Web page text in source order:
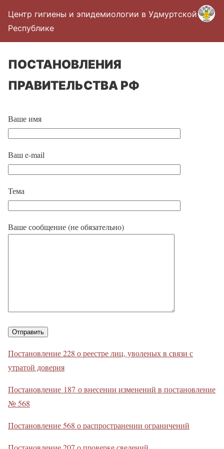
Центр гигиены и эпидемиологии в Удмуртской
Республике
ПОСТАНОВЛЕНИЯ
ПРАВИТЕЛЬСТВА РФ
Ваше имя
Ваш e-mail
Тема
Ваше сообщение (не обязательно)
Постановление 228 о реестре лиц, уволеных в связи с
утратой доверия
Постановление 187 о внесении изменений в постановление
№ 568
Постановление 568 о распространении ограничений